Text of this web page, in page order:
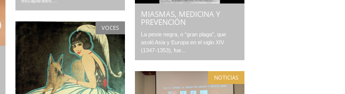
MIASMAS, MEDICINA Y
PREVENCIÓN
La peste negra, o “gran plaga”, que
asoló Asia y Europa en el siglo XIV
(1347-1353), fue…
VOCES
NOTICIAS